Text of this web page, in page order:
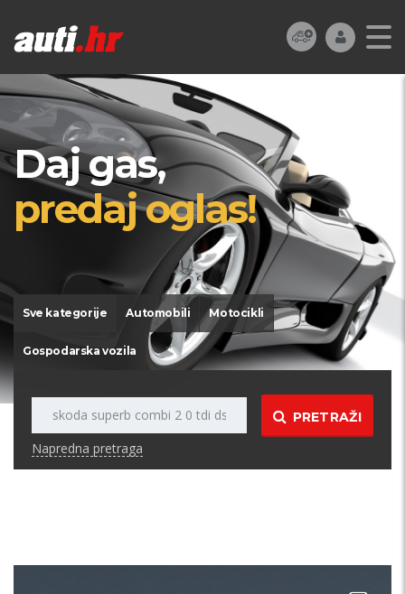
Daj gas,
predaj oglas!
Sve kategorije Automobili Motocikli
Gospodarska vozila
PRETRAŽI
Napredna pretraga